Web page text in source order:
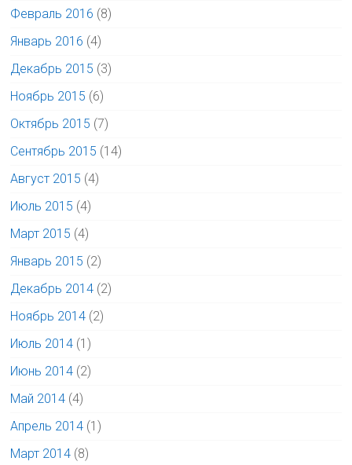
Февраль 2016 (8)
Январь 2016 (4)
Декабрь 2015 (3)
Ноябрь 2015 (6)
Октябрь 2015 (7)
Сентябрь 2015 (14)
Август 2015 (4)
Июль 2015 (4)
Март 2015 (4)
Январь 2015 (2)
Декабрь 2014 (2)
Ноябрь 2014 (2)
Июль 2014 (1)
Июнь 2014 (2)
Май 2014 (4)
Апрель 2014 (1)
Март 2014 (8)